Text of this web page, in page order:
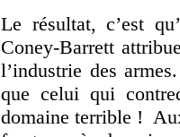
Le résultat, c’est
Coney-Barrett
l’industrie des
que celui qui
domaine terrible !